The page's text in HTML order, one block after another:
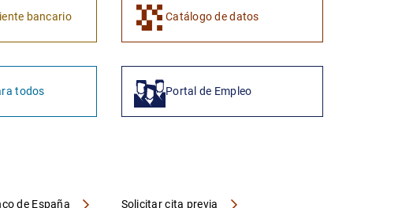
bancario Catálogo de datos
todos Portal de Empleo
de España Solicitar cita previa